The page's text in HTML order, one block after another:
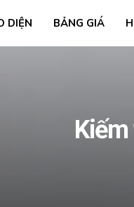
DIỆN BẢNG GIÁ